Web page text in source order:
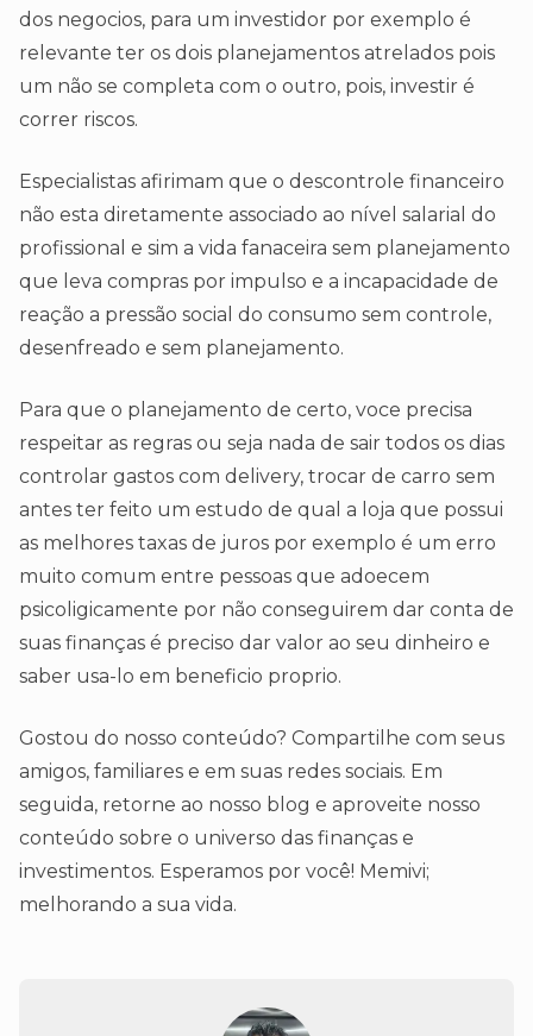
dos negocios, para um investidor por exemplo é
relevante ter os dois planejamentos atrelados pois
um não se completa com o outro, pois, investir é
correr riscos.
Especialistas afirimam que o descontrole financeiro
não esta diretamente associado ao nível salarial do
profissional e sim a vida fanaceira sem planejamento
que leva compras por impulso e a incapacidade de
reação a pressão social do consumo sem controle,
desenfreado e sem planejamento.
Para que o planejamento de certo, voce precisa
respeitar as regras ou seja nada de sair todos os dias
controlar gastos com delivery, trocar de carro sem
antes ter feito um estudo de qual a loja que possui
as melhores taxas de juros por exemplo é um erro
muito comum entre pessoas que adoecem
psicoligicamente por não conseguirem dar conta de
suas finanças é preciso dar valor ao seu dinheiro e
saber usa-lo em beneficio proprio.
Gostou do nosso conteúdo? Compartilhe com seus
amigos, familiares e em suas redes sociais. Em
seguida, retorne ao nosso blog e aproveite nosso
conteúdo sobre o universo das finanças e
investimentos. Esperamos por você! Memivi;
melhorando a sua vida.